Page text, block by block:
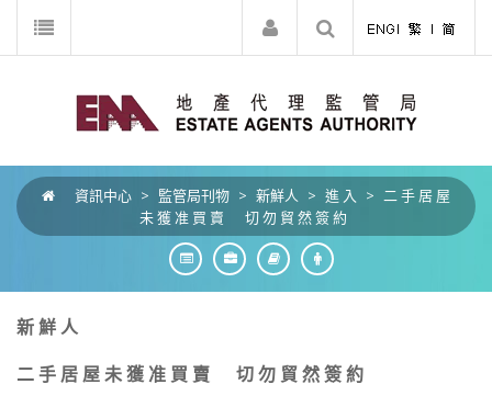
資訊中心 > 監管局刊物 > 新鮮人 > 進 入 > 二 手 居 屋
未 獲 准 買 賣 切 勿 貿 然 簽 約
新 鮮 人
二 手 居 屋 未 獲 准 買 賣 切 勿 貿 然 簽 約